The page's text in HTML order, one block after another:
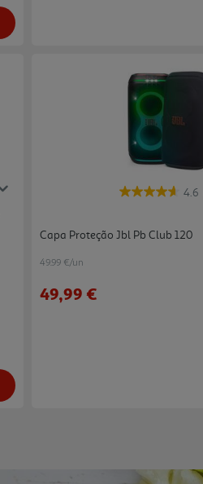
4.6
Capa Proteção Jbl Pb Club 120
49.99 €/un
49,99 €